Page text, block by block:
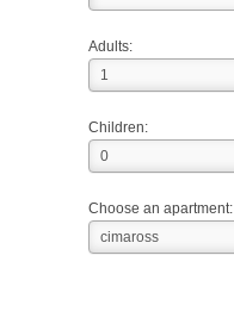
Adults:
Children:
Choose an apartment: